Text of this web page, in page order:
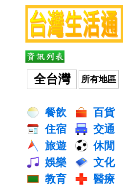
全台灣 所有地區
餐飲
百貨
住宿
交通
旅遊
休閒
娛樂
文化
教育
醫療